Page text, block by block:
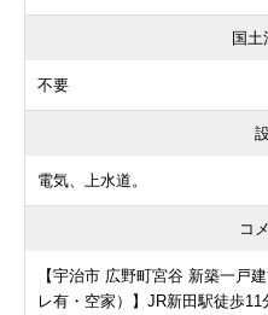
国土
不要
電気、上水道。
コ
【宇治市 広野町宮谷 新築一戸
レ有・空家）】JR新田駅徒